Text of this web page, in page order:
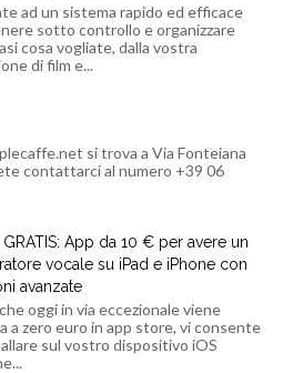
ad un sistema rapido ed efficace
sotto controllo e organizzare
cosa vogliate, dalla vostra
di film e...
si trova a Via Fonteiana
contattarci al numero +39 06
GRATIS: App da 10 € per avere un
vocale su iPad e iPhone con
avanzate
oggi in via eccezionale viene
a zero euro in app store, vi consente
sul vostro dispositivo iOS